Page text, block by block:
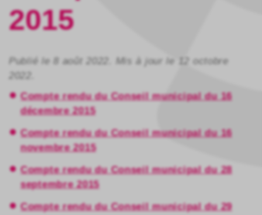
2015
Publié le 8 août 2022. Mis à jour le 12 octobre
2022.
Compte rendu du Conseil municipal du 16
décembre 2015
Compte rendu du Conseil municipal du 16
novembre 2015
Compte rendu du Conseil municipal du 28
septembre 2015
Compte rendu du Conseil municipal du 29